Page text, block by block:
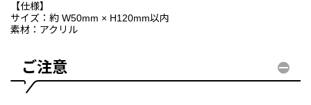
【仕様】
サイズ：約 W50mm × H120mm以内
素材：アクリル
ご注意